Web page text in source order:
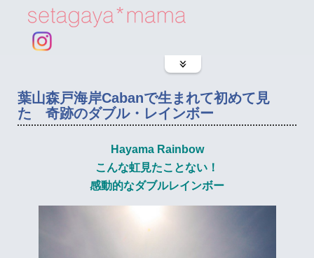
葉山森戸海岸Cabanで生まれて初めて見
た 奇跡のダブル・レインボー
Hayama Rainbow
こんな虹見たことない！
感動的なダブルレインボー